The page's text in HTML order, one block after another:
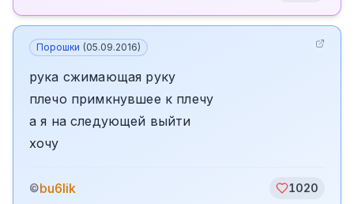
Порошки (05.09.2016)
рука сжимающая руку
плечо примкнувшее к плечу
а я на следующей выйти
хочу
©bu6lik 1020